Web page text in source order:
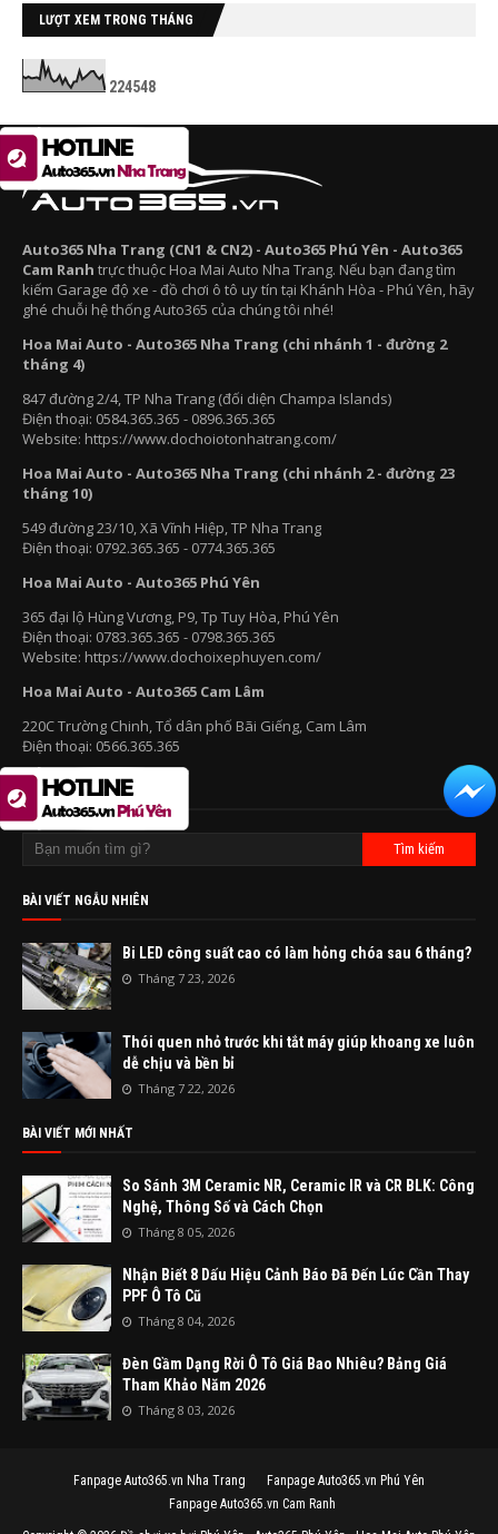
LƯỢT XEM TRONG THÁNG
224548
Auto365 Nha Trang (CN1 & CN2) - Auto365 Phú Yên - Auto365
Cam Ranh trực thuộc Hoa Mai Auto Nha Trang. Nếu bạn đang tìm
kiếm Garage độ xe - đồ chơi ô tô uy tín tại Khánh Hòa - Phú Yên, hãy
ghé chuỗi hệ thống Auto365 của chúng tôi nhé!
Hoa Mai Auto - Auto365 Nha Trang (chi nhánh 1 - đường 2
tháng 4)
847 đường 2/4, TP Nha Trang (đối diện Champa Islands)
Điện thoại: 0584.365.365 - 0896.365.365
Website: https://www.dochoiotonhatrang.com/
Hoa Mai Auto - Auto365 Nha Trang (chi nhánh 2 - đường 23
tháng 10)
549 đường 23/10, Xã Vĩnh Hiệp, TP Nha Trang
Điện thoại: 0792.365.365 - 0774.365.365
Hoa Mai Auto - Auto365 Phú Yên
365 đại lộ Hùng Vương, P9, Tp Tuy Hòa, Phú Yên
Điện thoại: 0783.365.365 - 0798.365.365
Website: https://www.dochoixephuyen.com/
Hoa Mai Auto - Auto365 Cam Lâm
220C Trường Chinh, Tổ dân phố Bãi Giếng, Cam Lâm
Điện thoại: 0566.365.365
TÌM KIẾM TRANG NÀY
BÀI VIẾT NGẪU NHIÊN
Bi LED công suất cao có làm hỏng chóa sau 6 tháng?
Tháng 7 23, 2026
Thói quen nhỏ trước khi tắt máy giúp khoang xe luôn
dễ chịu và bền bỉ
Tháng 7 22, 2026
BÀI VIẾT MỚI NHẤT
So Sánh 3M Ceramic NR, Ceramic IR và CR BLK: Công
Nghệ, Thông Số và Cách Chọn
Tháng 8 05, 2026
Nhận Biết 8 Dấu Hiệu Cảnh Báo Đã Đến Lúc Cần Thay
PPF Ô Tô Cũ
Tháng 8 04, 2026
Đèn Gầm Dạng Rời Ô Tô Giá Bao Nhiêu? Bảng Giá
Tham Khảo Năm 2026
Tháng 8 03, 2026
Fanpage Auto365.vn Nha Trang
Fanpage Auto365.vn Phú Yên
Fanpage Auto365.vn Cam Ranh